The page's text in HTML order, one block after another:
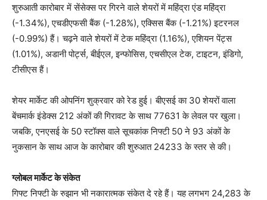
शुरुआती कारोबार में सेंसेक्स पर गिरने वाले शेयरों में महिंद्रा एंड महिंद्रा
(-1.34%), एचडीएफसी बैंक (-1.28%), एक्सिस बैंक (-1.21%) इटरनल
(-0.99%) हैं। चढ़ने वाले शेयरों में टेक महिंद्रा (1.16%), एशियन पेंट्स
(1.01%), अडानी पोर्ट्स, बीईएल, इन्फोसिस, एचसीएल टेक, टाइटन, इंडिगो,
टीसीएस हैं।
शेयर मार्केट की ओपनिंग शुक्रवार को रेड हुई। बीएसई का 30 शेयरों वाला
बेंचमार्क इंडेक्स 212 अंकों की गिरावट के साथ 77631 के लेवल पर खुला।
जबकि, एनएसई के 50 स्टॉक्स वाले सूचकांक निफ्टी 50 ने 93 अंकों के
नुकसान के साथ आज के कारोबार की शुरुआत 24233 के स्तर से की।
ग्लोबल मार्केट के संकेत
गिफ्ट निफ्टी के रुझान भी नकारात्मक संकेत दे रहे हैं। यह लगभग 24,283 के